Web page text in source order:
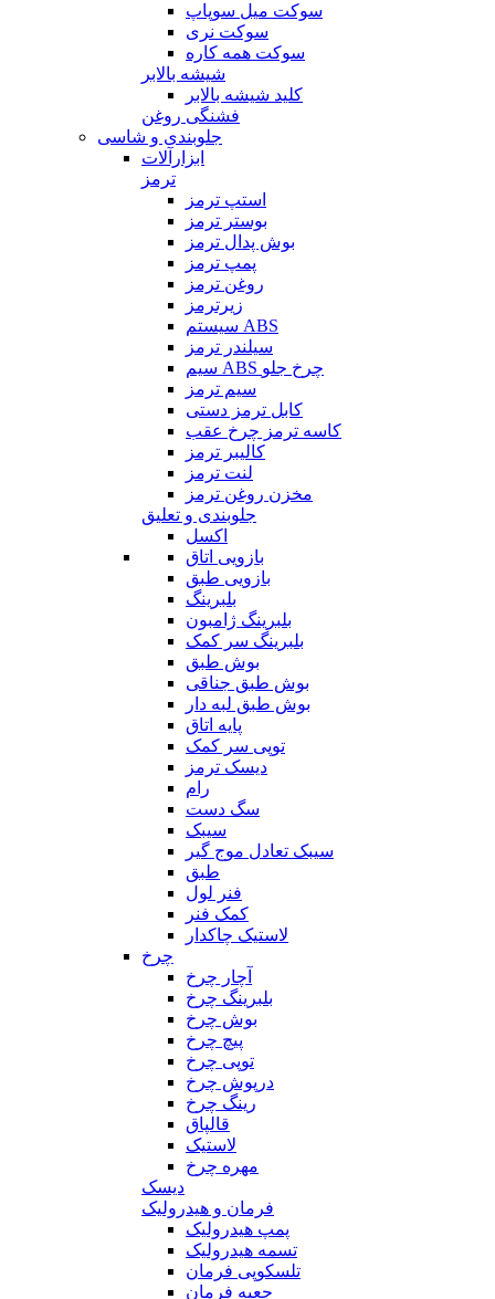
سوکت میل سوپاپ
سوکت نری
سوکت همه کاره
شیشه بالابر
کلید شیشه بالابر
فشنگی روغن
جلوبندی و شاسی
ابزارآلات
ترمز
استپ ترمز
بوستر ترمز
بوش پدال ترمز
پمپ ترمز
روغن ترمز
زیرترمز
سیستم ABS
سیلندر ترمز
سیم ABS چرخ جلو
سیم ترمز
کابل ترمز دستی
کاسه ترمز چرخ عقب
کالیبر ترمز
لنت ترمز
مخزن روغن ترمز
جلوبندی و تعلیق
اکسل
بازویی اتاق
بازویی طبق
بلبرینگ
بلبرینگ ژامبون
بلبرینگ سر کمک
بوش طبق
بوش طبق جناقی
بوش طبق لبه دار
پایه اتاق
توپی سر کمک
دیسک ترمز
رام
سگ دست
سیبک
سیبک تعادل موج گیر
طبق
فنر لول
کمک فنر
لاستیک چاکدار
چرخ
آچار چرخ
بلبرینگ چرخ
بوش چرخ
پیچ چرخ
توپی چرخ
درپوش چرخ
رینگ چرخ
قالپاق
لاستیک
مهره چرخ
دیسک
فرمان و هیدرولیک
پمپ هیدرولیک
تسمه هیدرولیک
تلسکوپی فرمان
جعبه فرمان